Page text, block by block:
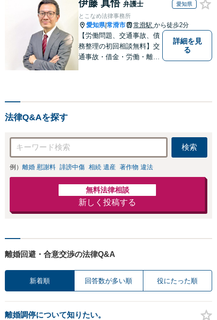
伊藤 真悟 弁護士 愛知県
とこなめ法律事務所
愛知県|常滑市 常滑駅 から徒歩2分
【労働問題、交通事故、債
務整理の初回相談無料】交
通事故・借金・労働・離
詳細を見
る
法律Q&Aを探す
検索
例） 離婚 慰謝料 誹謗中傷 相続 遺産 著作物 違法
無料法律相談
新しく投稿する
離婚回避・合意交渉の法律Q&A
新着順 回答数が多い順 役にたった順
離婚調停について知りたい。